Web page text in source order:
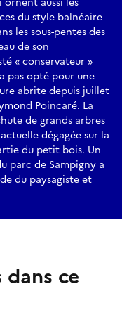
du style balnéaire
les sous-pentes des
de son
« conservateur »
pas opté pour une
abrite depuis juillet
Poincaré. La
de grands arbres
dégagée sur la
du petit bois. Un
parc de Sampigny a
du paysagiste et
ce